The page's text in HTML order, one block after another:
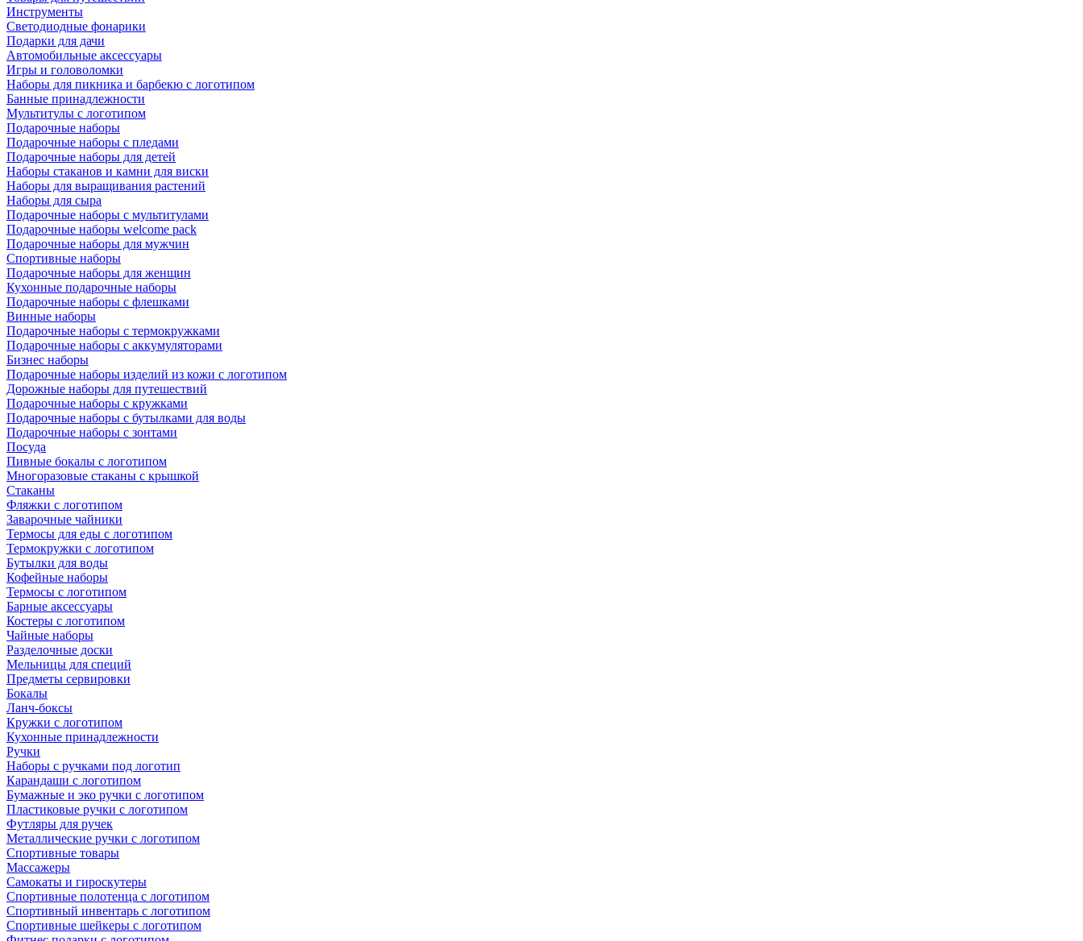
Инструменты
Светодиодные фонарики
Подарки для дачи
Автомобильные аксессуары
Игры и головоломки
Наборы для пикника и барбекю с логотипом
Банные принадлежности
Мультитулы с логотипом
Подарочные наборы
Подарочные наборы с пледами
Подарочные наборы для детей
Наборы стаканов и камни для виски
Наборы для выращивания растений
Наборы для сыра
Подарочные наборы с мультитулами
Подарочные наборы welcome pack
Подарочные наборы для мужчин
Спортивные наборы
Подарочные наборы для женщин
Кухонные подарочные наборы
Подарочные наборы с флешками
Винные наборы
Подарочные наборы с термокружками
Подарочные наборы с аккумуляторами
Бизнес наборы
Подарочные наборы изделий из кожи с логотипом
Дорожные наборы для путешествий
Подарочные наборы с кружками
Подарочные наборы с бутылками для воды
Подарочные наборы с зонтами
Посуда
Пивные бокалы с логотипом
Многоразовые стаканы с крышкой
Стаканы
Фляжки с логотипом
Заварочные чайники
Термосы для еды с логотипом
Термокружки с логотипом
Бутылки для воды
Кофейные наборы
Термосы с логотипом
Барные аксессуары
Костеры с логотипом
Чайные наборы
Разделочные доски
Мельницы для специй
Предметы сервировки
Бокалы
Ланч-боксы
Кружки с логотипом
Кухонные принадлежности
Ручки
Наборы с ручками под логотип
Карандаши с логотипом
Бумажные и эко ручки с логотипом
Пластиковые ручки с логотипом
Футляры для ручек
Металлические ручки с логотипом
Спортивные товары
Массажеры
Самокаты и гироскутеры
Спортивные полотенца с логотипом
Спортивный инвентарь с логотипом
Спортивные шейкеры с логотипом